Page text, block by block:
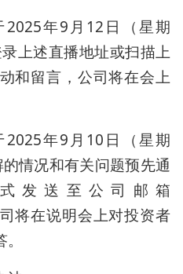
2025年9月12日（星期
上述直播地址或扫描上
和留言，公司将在会上
2025年9月10日（星期
情况和有关问题预先通
发送至公司邮箱
将在说明会上对投资者